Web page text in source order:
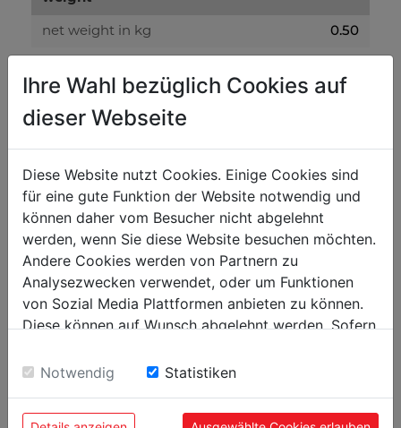
net weight in kg 0.50
packaging
packaging height in mm 300
packaging width in mm 400
packaging length in mm
general data
EAN code 9120039906737
PU in pieces 5
Ihre Wahl bezüglich Cookies auf
dieser Webseite
Diese Website nutzt Cookies. Einige Cookies sind
für eine gute Funktion der Website notwendig und
können daher vom Besucher nicht abgelehnt
werden, wenn Sie diese Website besuchen möchten.
Andere Cookies werden von Partnern zu
Analysezwecken verwendet, oder um Funktionen
von Sozial Media Plattformen anbieten zu können.
Diese können auf Wunsch abgelehnt werden. Sofern
Einwilligung zu unseren Cookies.
Notwendig Statistiken